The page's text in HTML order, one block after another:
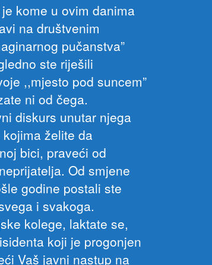
kome u ovim danima
na društvenim
pučanstva”
ste riješili
,,mjesto pod suncem”
ni od čega.
diskurs unutar njega
želite da
bici, praveći od
Od smjene
godine postali ste
i svakoga.
kolege, laktate se,
koji je progonjen
Vaš javni nastup na